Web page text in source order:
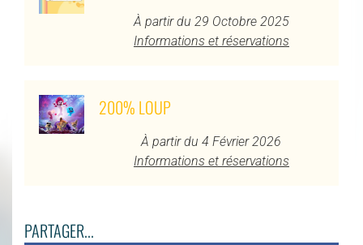
À partir du 29 Octobre 2025
Informations et réservations
200% LOUP
À partir du 4 Février 2026
Informations et réservations
PARTAGER...